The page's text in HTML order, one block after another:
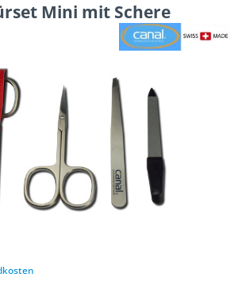
Mini mit Schere